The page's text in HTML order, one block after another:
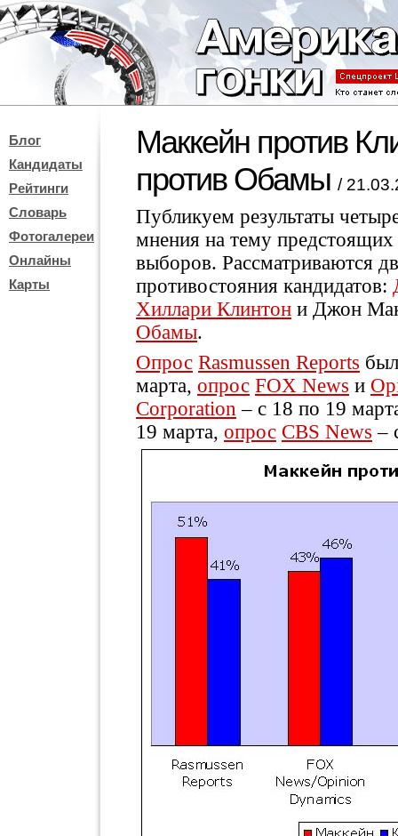
Блог
Кандидаты
Рейтинги
Словарь
Фотогалереи
Онлайны
Карты
Маккейн против
против Обамы /
Публикуем результаты
мнения на тему
выборов. Рассматриваются
противостояния кандидатов:
Хиллари Клинтон и Джон
Обамы.
Опрос Rasmussen Reports
марта, опрос FOX News и
Corporation – с 18 по 19
19 марта, опрос CBS News –